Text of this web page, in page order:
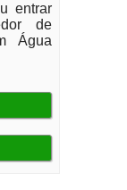
entrar
de
Água